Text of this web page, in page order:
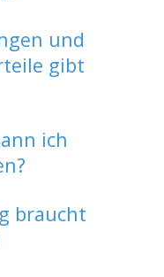
und
gibt
ich
braucht